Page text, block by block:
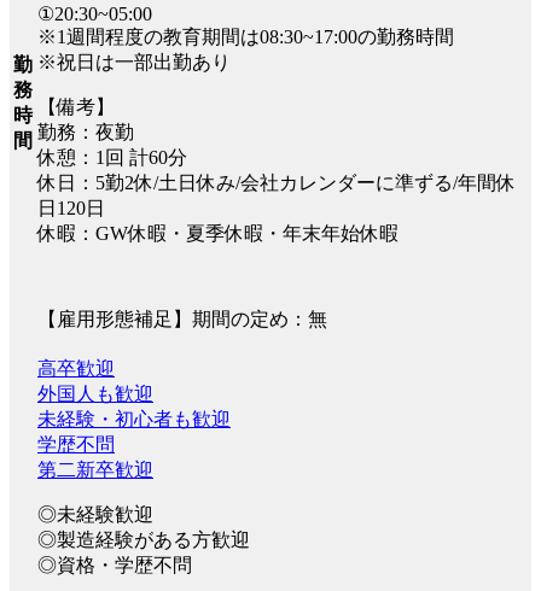
勤
務
時
間
①20:30~05:00
※1週間程度の教育期間は08:30~17:00の勤務時間
※祝日は一部出勤あり
【備考】
勤務：夜勤
休憩：1回 計60分
休日：5勤2休/土日休み/会社カレンダーに準ずる/年間休
日120日
休暇：GW休暇・夏季休暇・年末年始休暇
【雇用形態補足】期間の定め：無
高卒歓迎
外国人も歓迎
未経験・初心者も歓迎
学歴不問
第二新卒歓迎
◎未経験歓迎
◎製造経験がある方歓迎
◎資格・学歴不問